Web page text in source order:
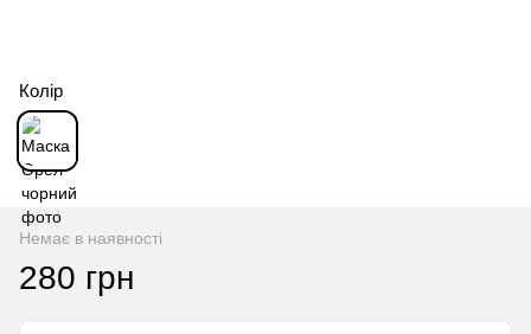
Колір
Немає в наявності
280 грн